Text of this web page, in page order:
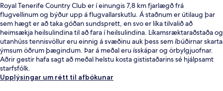
Royal Tenerife Country Club er í einungis 7,8 km fjarlægð frá
flugvellinum og býður upp á flugvallarskutlu. Á staðnum er útilaug þar
sem hægt er að taka góðan sundsprett, en svo er líka tilvalið að
heimsækja heilsulindina til að fara í heilsulindina. Líkamsræktaraðstaða og
utanhúss tennisvöllur eru einnig á svæðinu auk þess sem íbúðirnar skarta
ýmsum öðrum þægindum. Þar á meðal eru ísskápar og örbylgjuofnar.
Aðrir gestir hafa sagt að meðal helstu kosta gististaðarins sé hjálpsamt
starfsfólk.
Upplýsingar um rétt til afbókunar